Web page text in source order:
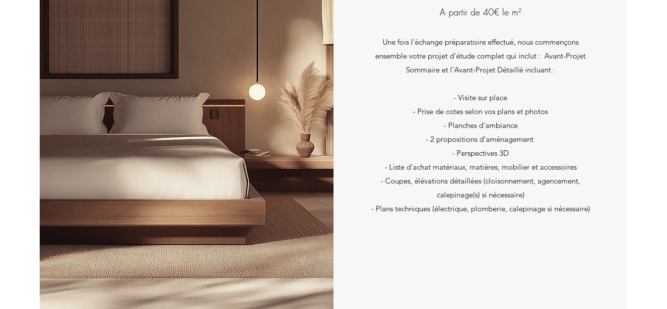
A partir de 40€ le m²
Une fois l'échange préparatoire effectué, nous commençons
ensemble votre projet d'étude complet qui inclut : Avant-Projet
Sommaire et l'Avant-Projet Détaillé incluant :
- Visite sur place
- Prise de cotes selon vos plans et photos
- Planches d'ambiance
- 2 propositions d'aménagement
- Perspectives 3D
- Liste d'achat matériaux, matières, mobilier et accessoires
- Coupes, élévations détaillées (cloisonnement, agencement,
calepinage(s) si nécessaire)
- Plans techniques (électrique, plomberie, calepinage si nécessaire)